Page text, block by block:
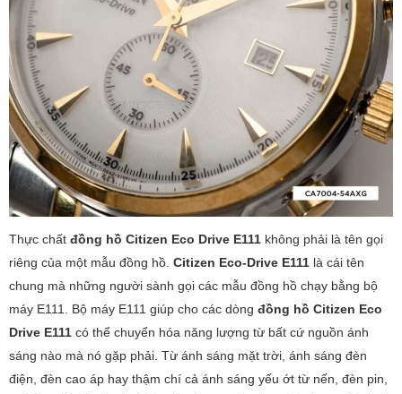
Thực chất đồng hồ Citizen Eco Drive E111 không phải là tên gọi
riêng của một mẫu đồng hồ. Citizen Eco-Drive E111 là cái tên
chung mà những người sành gọi các mẫu đồng hồ chạy bằng bộ
máy E111. Bộ máy E111 giúp cho các dòng đồng hồ Citizen Eco
Drive E111 có thể chuyển hóa năng lượng từ bất cứ nguồn ánh
sáng nào mà nó gặp phải. Từ ánh sáng mặt trời, ánh sáng đèn
điện, đèn cao áp hay thậm chí cả ánh sáng yếu ớt từ nến, đèn pin,